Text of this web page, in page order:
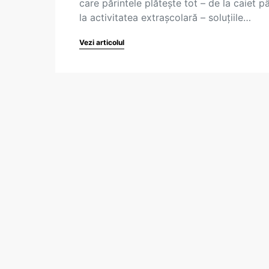
care părintele plătește tot – de la caiet
la activitatea extrașcolară – soluțiile…
Vezi articolul